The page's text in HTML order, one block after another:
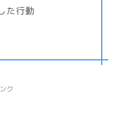
た行動
ク